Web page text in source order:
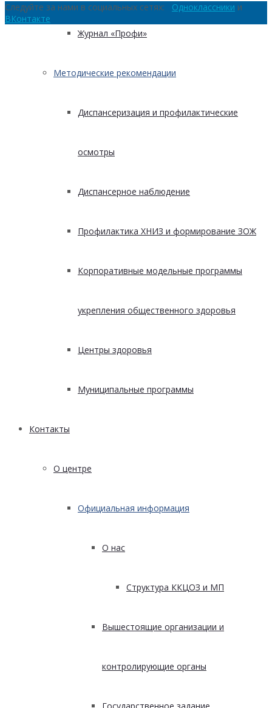
Журнал «Профи»
Методические рекомендации
Диспансеризация и профилактические
осмотры
Диспансерное наблюдение
Профилактика ХНИЗ и формирование ЗОЖ
Корпоративные модельные программы
укрепления общественного здоровья
Центры здоровья
Муниципальные программы
Контакты
О центре
Официальная информация
О нас
Структура ККЦОЗ и МП
Вышестоящие организации и
контролирующие органы
Следуйте за нами в социальных сетях: Одноклассники и
ВКонтакте